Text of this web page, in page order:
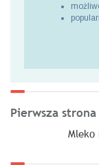
Pierwsza strona
Mleko